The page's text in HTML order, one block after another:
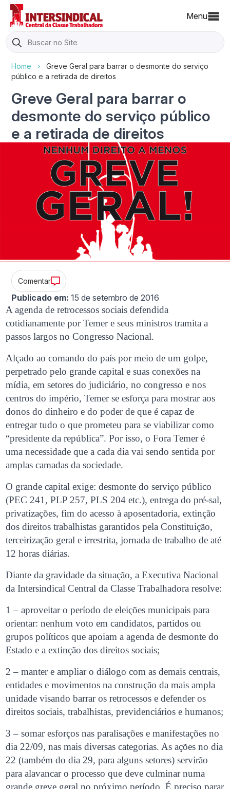
Menu
Search
for:
Home ›
Greve Geral para barrar o desmonte do serviço
público e a retirada de direitos
Greve Geral para barrar o
desmonte do serviço público
e a retirada de direitos
Comentar
Publicado em: 15 de setembro de 2016
A agenda de retrocessos sociais defendida
cotidianamente por Temer e seus ministros tramita a
passos largos no Congresso Nacional.
Alçado ao comando do país por meio de um golpe,
perpetrado pelo grande capital e suas conexões na
mídia, em setores do judiciário, no congresso e nos
centros do império, Temer se esforça para mostrar aos
donos do dinheiro e do poder de que é capaz de
entregar tudo o que prometeu para se viabilizar como
“presidente da república”. Por isso, o Fora Temer é
uma necessidade que a cada dia vai sendo sentida por
amplas camadas da sociedade.
O grande capital exige: desmonte do serviço público
(PEC 241, PLP 257, PLS 204 etc.), entrega do pré-sal,
privatizações, fim do acesso à aposentadoria, extinção
dos direitos trabalhistas garantidos pela Constituição,
terceirização geral e irrestrita, jornada de trabalho de até
12 horas diárias.
Diante da gravidade da situação, a Executiva Nacional
da Intersindical Central da Classe Trabalhadora resolve:
1 – aproveitar o período de eleições municipais para
orientar: nenhum voto em candidatos, partidos ou
grupos políticos que apoiam a agenda de desmonte do
Estado e a extinção dos direitos sociais;
2 – manter e ampliar o diálogo com as demais centrais,
entidades e movimentos na construção da mais ampla
unidade visando barrar os retrocessos e defender os
direitos sociais, trabalhistas, previdenciários e humanos;
3 – somar esforços nas paralisações e manifestações no
dia 22/09, nas mais diversas categorias. As ações no dia
22 (também do dia 29, para alguns setores) servirão
para alavancar o processo que deve culminar numa